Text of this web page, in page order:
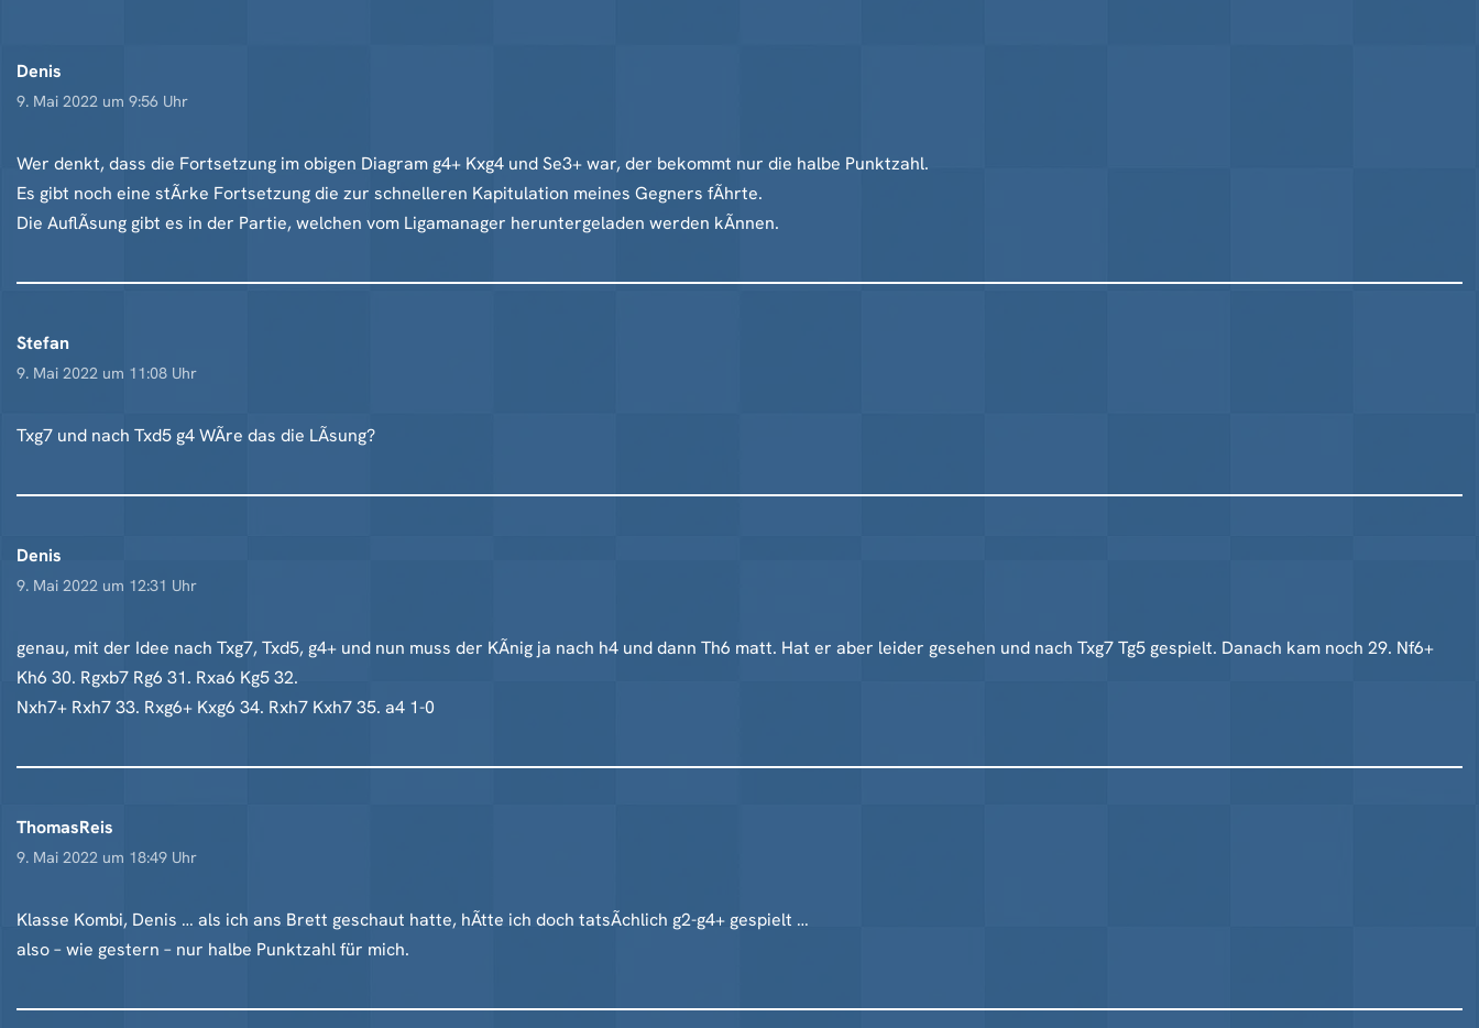
Denis
9. Mai 2022 um 9:56 Uhr
Wer denkt, dass die Fortsetzung im obigen Diagram g4+ Kxg4 und Se3+ war, der bekommt nur die halbe Punktzahl.
Es gibt noch eine stÃrke Fortsetzung die zur schnelleren Kapitulation meines Gegners fÃhrte.
Die AuflÃsung gibt es in der Partie, welchen vom Ligamanager heruntergeladen werden kÃnnen.
Stefan
9. Mai 2022 um 11:08 Uhr
Txg7 und nach Txd5 g4 WÃre das die LÃsung?
Denis
9. Mai 2022 um 12:31 Uhr
genau, mit der Idee nach Txg7, Txd5, g4+ und nun muss der KÃnig ja nach h4 und dann Th6 matt. Hat er aber leider gesehen und nach Txg7 Tg5 gespielt. Danach kam noch 29. Nf6+
Kh6 30. Rgxb7 Rg6 31. Rxa6 Kg5 32.
Nxh7+ Rxh7 33. Rxg6+ Kxg6 34. Rxh7 Kxh7 35. a4 1-0
ThomasReis
9. Mai 2022 um 18:49 Uhr
Klasse Kombi, Denis … als ich ans Brett geschaut hatte, hÃtte ich doch tatsÃchlich g2-g4+ gespielt …
also – wie gestern – nur halbe Punktzahl für mich.